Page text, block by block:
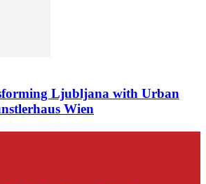
Ljubljana with Urban
Wien